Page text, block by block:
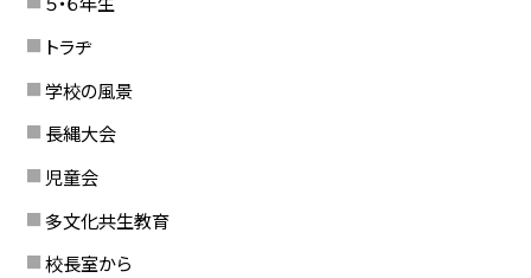
トラヂ
学校の風景
長縄大会
児童会
多文化共生教育
校長室から